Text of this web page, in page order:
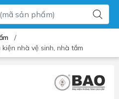
/
nhà vệ sinh, nhà tắm